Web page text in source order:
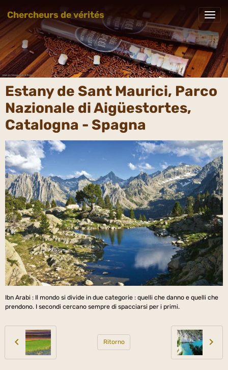
Chercheurs de vérités
Estany de Sant Maurici, Parco
Nazionale di Aigüestortes,
Catalogna - Spagna
Ibn Arabi : Il mondo si divide in due categorie : quelli che danno e quelli che
prendono. I secondi cercano sempre di spacciarsi per i primi.
Ritorno